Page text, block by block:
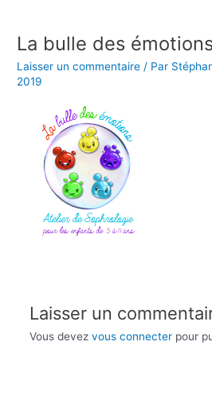
contenuLa bulle des
Laisser un commentaire / Par
2019
Laisser un
Vous devez vous connecterpour